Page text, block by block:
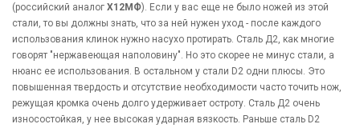
(российский аналог Х12МФ). Если у вас еще не было ножей из этой
стали, то вы должны знать, что за ней нужен уход - после каждого
использования клинок нужно насухо протирать. Сталь Д2, как многие
говорят "нержавеющая наполовину". Но это скорее не минус стали, а
нюанс ее использования. В остальном у стали D2 одни плюсы. Это
повышенная твердость и отсутствие необходимости часто точить нож,
режущая кромка очень долго удерживает остроту. Сталь Д2 очень
износостойкая, у нее высокая ударная вязкость. Раньше сталь D2